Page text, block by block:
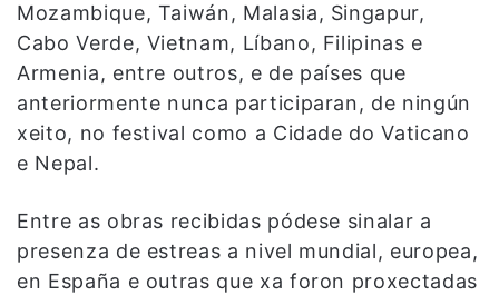
Mozambique, Taiwán, Malasia, Singapur,
Cabo Verde, Vietnam, Líbano, Filipinas e
Armenia, entre outros, e de países que
anteriormente nunca participaran, de ningún
xeito, no festival como a Cidade do Vaticano
e Nepal.
Entre as obras recibidas pódese sinalar a
presenza de estreas a nivel mundial, europea,
en España e outras que xa foron proxectadas